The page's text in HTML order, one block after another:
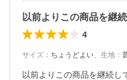
4
サイズ ： ちょうどよい、 生地 ：
以前よりこの商品を継続し